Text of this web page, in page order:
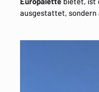
ausgestattet,